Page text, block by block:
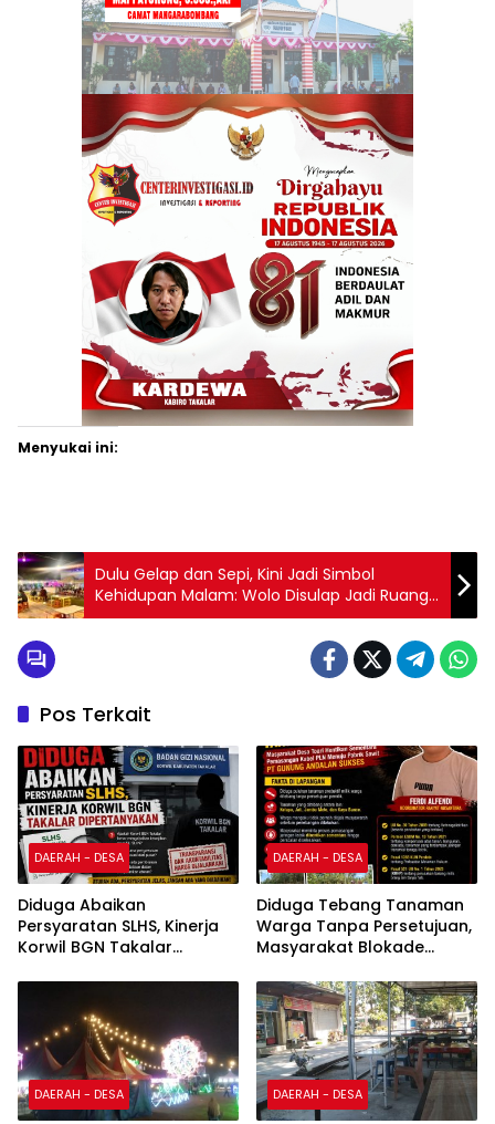
Menyukai ini:
Dulu Gelap dan Sepi, Kini Jadi Simbol
Kehidupan Malam: Wolo Disulap Jadi Ruang
Publik yang Ramai dan Indah
Pos Terkait
DAERAH - DESA
Diduga Abaikan
Persyaratan SLHS, Kinerja
Korwil BGN Takalar
DAERAH - DESA
Diduga Tebang Tanaman
Warga Tanpa Persetujuan,
Masyarakat Blokade
Menuju PKS PT Gunung
Andalan Sukses
DAERAH - DESA DAERAH - DESA